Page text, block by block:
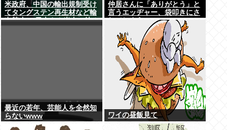
米政府、中国の輸出規制受け
てタングステン再生材など輸
出禁止へ 日本さん米中に挟み
仲居さんに「ありがとう」と
言うエッヂャー、袋叩きにさ
最近の若年、芸能人を全然知
らないwww
ワイの昼飯見て